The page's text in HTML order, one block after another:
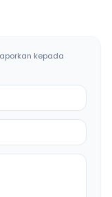
kepada